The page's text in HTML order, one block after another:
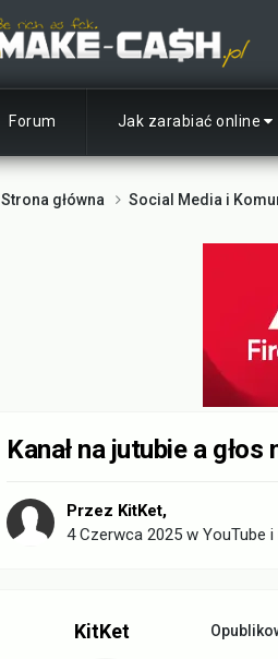
Forum Jak zarabiać online
Strona główna Social Media i
Kanał na jutubie a
Przez KitKet,
4 Czerwca 2025 wYouTube
KitKet